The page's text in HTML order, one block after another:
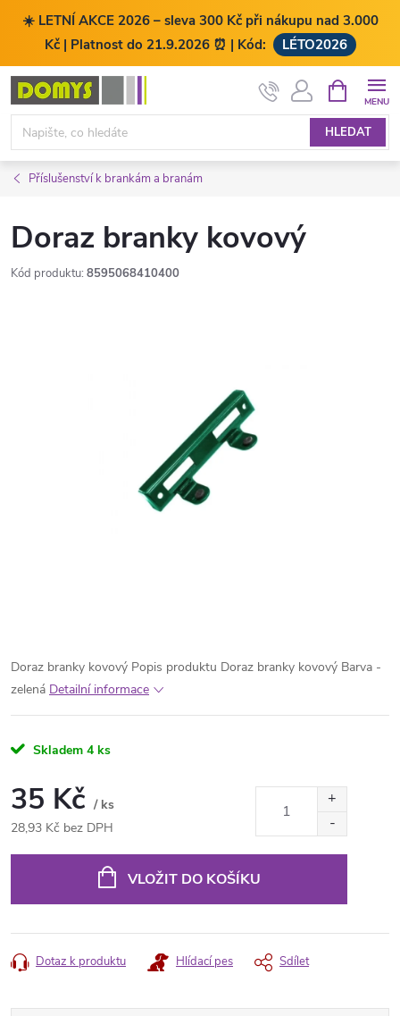
☀️ LETNÍ AKCE 2026 – sleva 300 Kč při nákupu nad 3.000
Kč | Platnost do 21.9.2026 ⏰ | Kód:
LÉTO2026
Přejít
obsah
HLEDAT
NÁKUPNÍ
KOŠÍK
Příslušenství k brankám a branám
Doraz branky kovový
Kód produktu: 8595068410400
Doraz branky kovový Popis produktu Doraz branky kovový Barva -
zelená Detailní informace
Skladem 4 ks
35 Kč / ks
28,93 Kč bez DPH
VLOŽIT DO KOŠÍKU
Dotaz k produktu Hlídací pes Sdílet